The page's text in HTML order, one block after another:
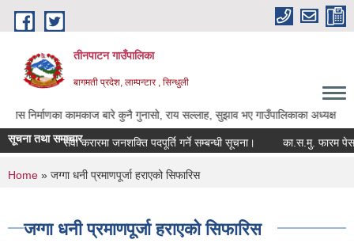
Skip to main content
तीनपाटन गाउँपालिका
बागमती प्रदेश, लाम्पन्टार , सिन्धुली
कामकाज बारे कुनै गुनासो, राय सल्लाह, सुझाव भए गाउँपालिकाका अध्यक्ष ज्यू,
सूचना तथा समाचारसेवा करारमा जनशक्ति पदपूर्ति गर्ने सम्बन्धी सूचना। का.स.मु. फारम पेस
You are here
Home » जग्गा धनी प्रमाणपूर्जा हराएको सिफारिस
जग्गा धनी प्रमाणपूर्जा हराएको सिफारिस